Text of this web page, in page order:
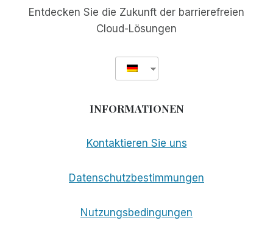
Entdecken Sie die Zukunft der barrierefreien
Cloud-Lösungen
INFORMATIONEN
Kontaktieren Sie uns
Datenschutzbestimmungen
Nutzungsbedingungen